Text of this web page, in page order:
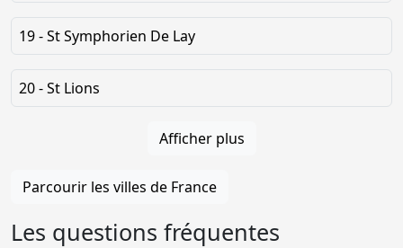
19 - St Symphorien De Lay
20 - St Lions
Afficher plus
Parcourir les villes de France
Les questions fréquentes